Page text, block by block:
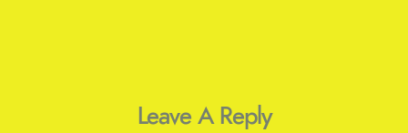
Leave A Reply